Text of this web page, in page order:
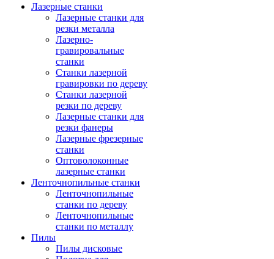
Лазерные станки
Лазерные станки для
резки металла
Лазерно-
гравировальные
станки
Станки лазерной
гравировки по дереву
Станки лазерной
резки по дереву
Лазерные станки для
резки фанеры
Лазерные фрезерные
станки
Оптоволоконные
лазерные станки
Ленточнопильные станки
Ленточнопильные
станки по дереву
Ленточнопильные
станки по металлу
Пилы
Пилы дисковые